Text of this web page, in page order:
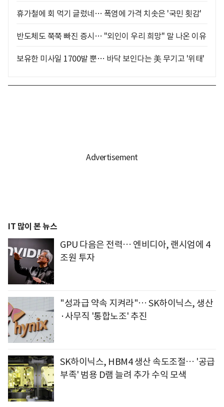
휴가철에 회 먹기 글렀네… 폭염에 가격 치솟은 '국민 횟감'
반도체도 쭉쭉 빠진 증시… "외인이 우리 희망" 말 나온 이유
보유한 미사일 1700발 뿐… 바닥 보인다는 美 무기고 '위태'
IT 많이 본 뉴스
GPU 다음은 전력… 엔비디아, 랜시엄에 4
조원 투자
"성과급 약속 지켜라"… SK하이닉스, 생산
·사무직 '통합노조' 추진
SK하이닉스, HBM4 생산 속도조절… '공급
부족' 범용 D램 늘려 추가 수익 모색